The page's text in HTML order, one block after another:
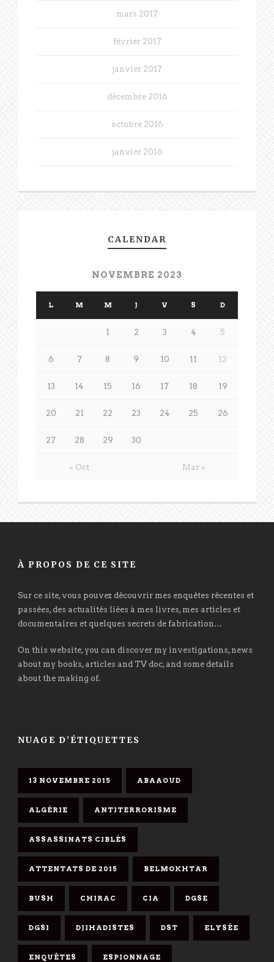
mars 2017
février 2017
janvier 2017
décembre 2016
octobre 2016
janvier 2016
CALENDAR
NOVEMBRE 2023
L M M J V S D
« Oct Mar »
1 2 3 4 5
6 7 8 9 10 11 12
13 14 15 16 17 18 19
20 21 22 23 24 25 26
27 28 29 30
À PROPOS DE CE SITE
Sur ce site, vous pouvez découvrir mes enquêtes récentes et
passées, des actualités liées à mes livres, mes articles et
documentaires et quelques secrets de fabrication…
On this website, you can discover my investigations, news
about my books, articles and TV doc, and some details
about the making of.
NUAGE D’ÉTIQUETTES
13 NOVEMBRE 2015 ABAAOUD
ALGÉRIE ANTITERRORISME
ASSASSINATS CIBLÉS
ATTENTATS DE 2015 BELMOKHTAR
BUSH CHIRAC CIA DGSE
DGSI DJIHADISTES DST ELYSÉE
ENQUÊTES ESPIONNAGE